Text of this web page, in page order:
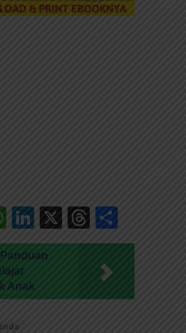
WhatsApp
LinkedIn
X Threads
Panduan
Anak